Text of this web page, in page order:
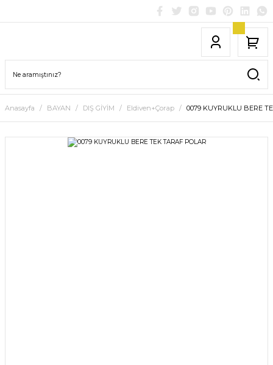
Anasayfa BAYAN DIŞ GİYİM Eldiven+Çorap 0079 KUYRUKLU BERE